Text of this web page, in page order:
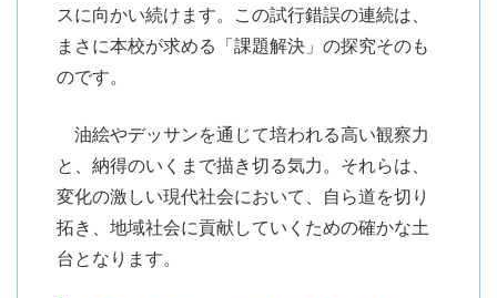
スに向かい続けます。この試行錯誤の連続は、
まさに本校が求める「課題解決」の探究そのも
のです。
油絵やデッサンを通じて培われる高い観察力
と、納得のいくまで描き切る気力。それらは、
変化の激しい現代社会において、自ら道を切り
拓き、地域社会に貢献していくための確かな土
台となります。